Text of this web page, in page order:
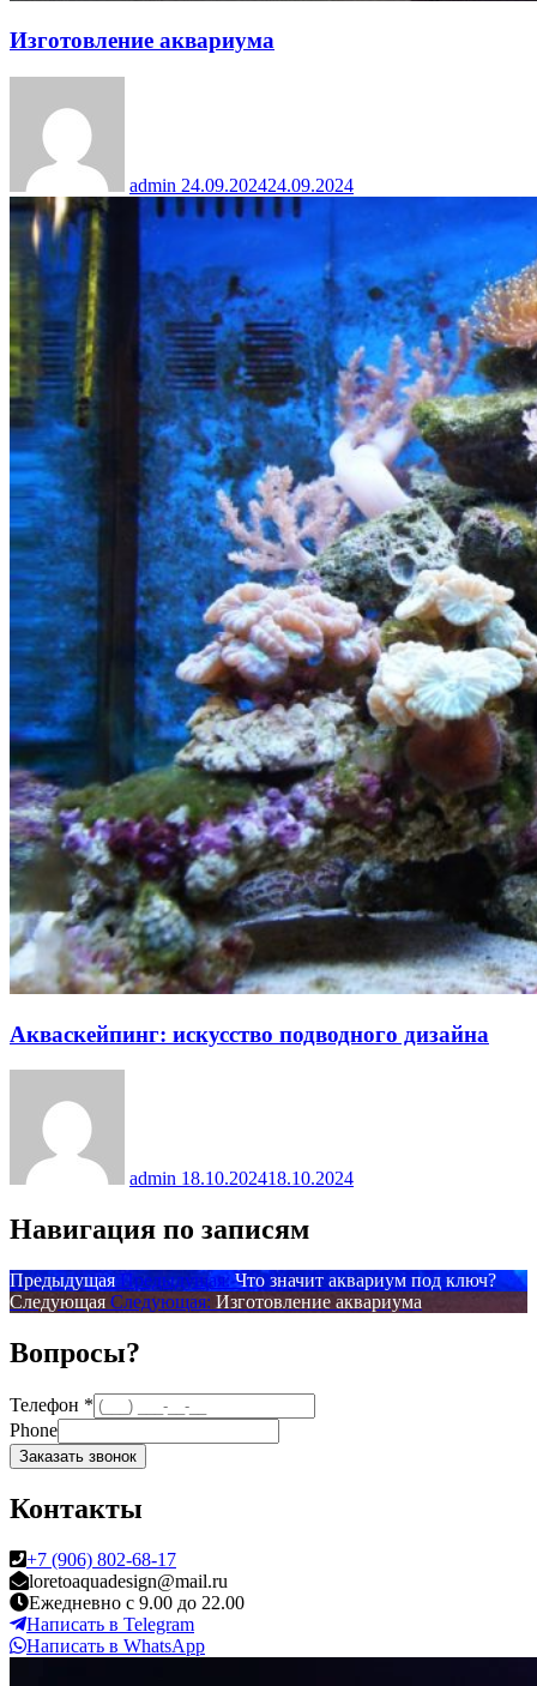
Изготовление аквариума
admin 24.09.202424.09.2024
Акваскейпинг: искусство подводного дизайна
admin 18.10.202418.10.2024
Навигация по записям
Предыдущая Предыдущая: Что значит аквариум под ключ?
Следующая Следующая: Изготовление аквариума
Вопросы?
Телефон *
Phone
Заказать звонок
Контакты
+7 (906) 802-68-17
loretoaquadesign@mail.ru
Ежедневно с 9.00 до 22.00
Написать в Telegram
Написать в WhatsApp